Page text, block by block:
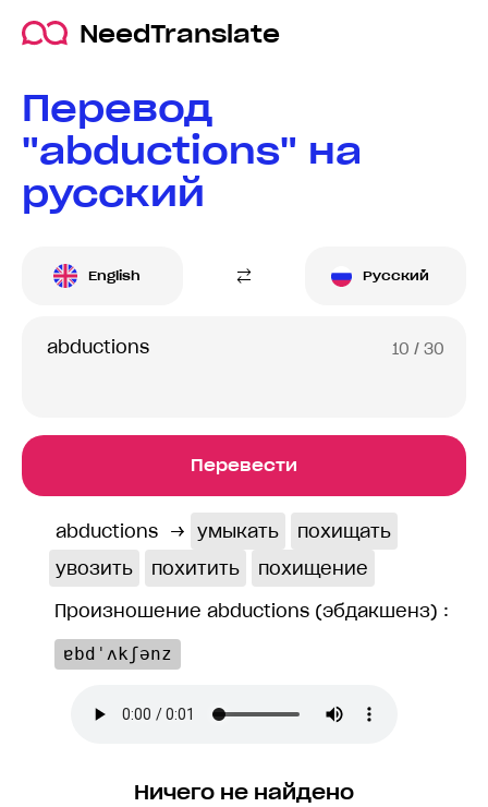
NeedTranslate
Перевод
"abductions" на
русский
English Русский
10 / 30
Перевести
abductions → умыкать
похищать
увозить
похитить
похищение
Произношение abductions (эбдакшенз) :
ɐbdˈʌkʃənz
Ничего не найдено